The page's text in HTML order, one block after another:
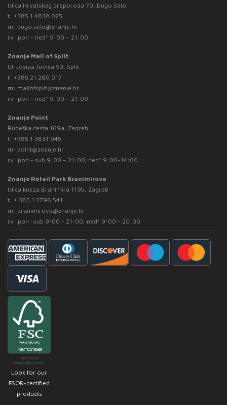
Ulica Hrvatskog preporoda 70, Dugo Selo
t: +385 1 4838 025
m: dugo.selo@znanje.hr
rv: pon - ned* 9:00 – 21:00
Znanje Mall of Split
Ul. Josipa Jovića 93, Split
t: +385 21 280 017
m: mallofsplit@znanje.hr
rv: pon - ned* 9:00 – 21:00
Znanje Point
Rudeška cesta 169a, Zagreb
t: +385 1 3831 945
m: point@znanje.hr
rv: pon - sub 9:00 – 21:00; ned* 9:00-14:00
Znanje Retail Park Branimirova
Ulica kneza Branimira 119b, Zagreb
t: + 385 1 2796 541
m: branimirova@znanje.hr
rv: pon -sub 9:00 - 21:00, ned* 9:00 - 20:00
Look for our
FSC®-certified
products